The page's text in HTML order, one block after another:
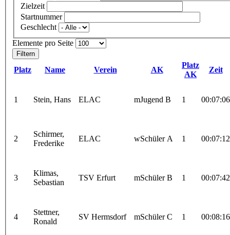
Zielzeit
Startnummer
Geschlecht
Elemente pro Seite
Platz Name Verein AK
Platz
AK
Zeit
1 Stein, Hans ELAC mJugend B 1 00:07:06
2
Schirmer,
Frederike
ELAC wSchüler A 1 00:07:12
3
Klimas,
Sebastian
TSV Erfurt mSchüler B 1 00:07:42
4
Stettner,
Ronald
SV Hermsdorf mSchüler C 1 00:08:16